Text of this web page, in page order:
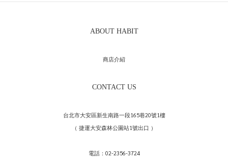
ABOUT HABIT
商店介紹
CONTACT US
台北市大安區新生南路一段165巷20號1樓
（ 捷運大安森林公園站1號出口 ）
電話：02-2356-3724